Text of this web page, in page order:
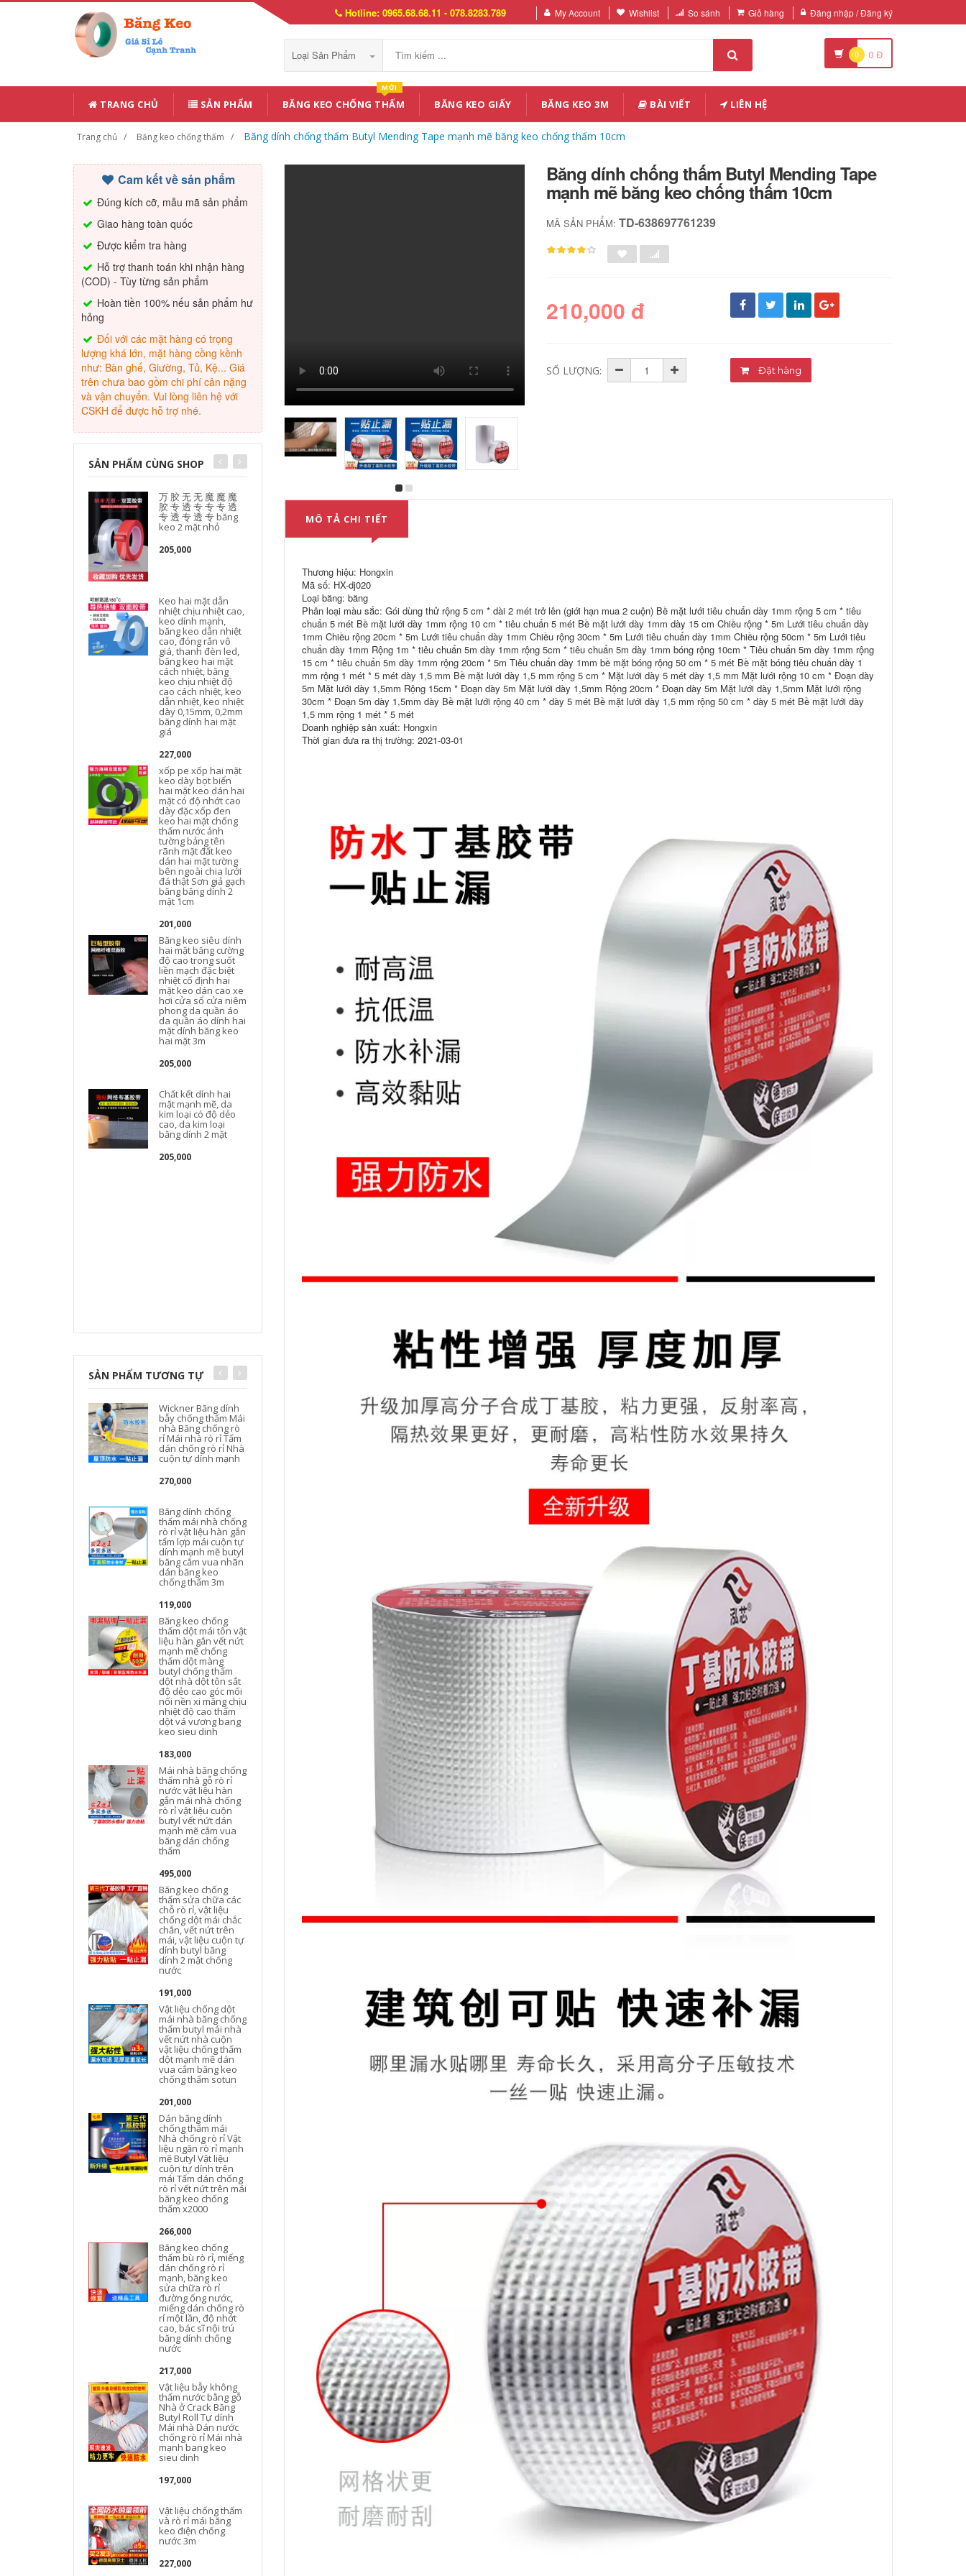
Hotline: 0965.68.68.11 - 078.8283.789 My Account Wishlist So sánh Giỏ hàng Đăng nhập / Đăng ký
Loại Sản Phẩm 0 0 Đ
TRANG CHỦ SẢN PHẨM BĂNG KEO CHỐNG THẤM
MỚI
BĂNG KEO GIẤY BĂNG KEO 3M BÀI VIẾT LIÊN HỆ
Trang chủ Băng keo chống thấm Băng dính chống thấm Butyl Mending Tape mạnh mẽ băng keo chống thấm 10cm
Cam kết về sản phẩm
Đúng kích cỡ, mẫu mã sản phẩm
Giao hàng toàn quốc
Được kiểm tra hàng
Hỗ trợ thanh toán khi nhận hàng
(COD) - Tùy từng sản phẩm
Hoàn tiền 100% nếu sản phẩm hư
hỏng
Đối với các mặt hàng có trọng
lượng khá lớn, mặt hàng cồng kềnh
như: Bàn ghế, Giường, Tủ, Kệ... Giá
trên chưa bao gồm chi phí cân nặng
và vận chuyển. Vui lòng liên hệ với
CSKH để được hỗ trợ nhé.
SẢN PHẨM CÙNG SHOP
万 胶 无 无 魔 魔 魔
胶 专 透 专 专 专 透
专 透 专 透 专 băng
keo 2 mặt nhỏ
205,000
Keo hai mặt dẫn
nhiệt chịu nhiệt cao,
keo dính mạnh,
băng keo dẫn nhiệt
cao, đóng rắn vô
giá, thanh đèn led,
băng keo hai mặt
cách nhiệt, băng
keo chịu nhiệt độ
cao cách nhiệt, keo
dẫn nhiệt, keo nhiệt
dày 0,15mm, 0,2mm
băng dính hai mặt
giá
227,000
xốp pe xốp hai mặt
keo dày bọt biển
hai mặt keo dán hai
mặt có độ nhớt cao
dày đặc xốp đen
keo hai mặt chống
thấm nước ảnh
tường bảng tên
rãnh mặt đất keo
dán hai mặt tường
bên ngoài chia lưới
đá thật Sơn giả gạch
băng băng dính 2
mặt 1cm
201,000
Băng keo siêu dính
hai mặt băng cường
độ cao trong suốt
liền mạch đặc biệt
nhiệt cố định hai
mặt keo dán cao xe
hơi cửa sổ cửa niêm
phong da quần áo
da quần áo dính hai
mặt dính băng keo
hai mặt 3m
205,000
Chất kết dính hai
mặt mạnh mẽ, da
kim loại có độ dẻo
cao, da kim loại
băng dính 2 mặt
205,000
Băng keo hai mặt
300 độ 250 độ Băng
keo hai mặt chịu
nhiệt Băng keo hai
mặt vàng polyimide
độ cao, độ nhớt cao,
truyền nhiệt vô giá,
in 3D, băng keo hai
mặt cách điện, dễ xé
băng dính 2 mặt
siêu chắc
215,000
Băng dính vải hai
mặt, keo dán thảm,
siêu bền, băng keo
hai mặt, băng keo
lưới mờ cường lực,
độ dẻo cao, chuyên
dùng để dán tường,
không vết, băng keo
dẻo cao siêu mỏng
keo dán hai mặt
xốp dán tường
quảng cáo ngoài
trời bảng tên nhựa
tường bên ngoài
đường phân chia
keo dán đá thật Sơn
Băng keo hai mặt bơ
dính đặc biệt Băng
bền Băng keo hai
mặt màu vàng Độ
dẻo cao trên cả hai
Tường dán ảnh dán
tường acrylic hai
Keo hai mặt dày PE,
nhất
201,000
Bọt xốp mạnh mẽ
bọt biển hai mặt có
độ nhớt cao keo hai
mặt dày dán bảng
tên nhôm biển
quảng cáo ngoài
nước Băng acrylic
một mặt Nhà bếp
bằng đá cẩm thạch
trong suốt Không
thấm nước Side
Nano Dàn băng
dính Đơn
Nanocolite Nhà bếp
Băng dính giấy kraft
không chứa nước,
độ bền cao, giấy
chắc, có thể xé bằng
tay, băng dính chắc,
băng có lông, giấy
kẻ đường, sơn đá
thật, bảo vệ tường
sơn băng keo
silicon 2 mặt
SẢN PHẨM TƯƠNG TỰ
Wickner Băng dính
bẫy chống thấm Mái
nhà Băng chống rò
rỉ Mái nhà rò rỉ Tấm
dán chống rò rỉ Nhà
cuộn tự dính mạnh
270,000
Băng dính chống
thấm mái nhà chống
rò rỉ vật liệu hàn gắn
tấm lợp mái cuộn tự
dính mạnh mẽ butyl
băng cắm vua nhãn
dán băng keo
chống thấm 3m
119,000
Băng keo chống
thấm dột mái tôn vật
liệu hàn gắn vết nứt
mạnh mẽ chống
thấm dột màng
butyl chống thấm
dột nhà dột tôn sắt
độ dẻo cao góc mối
nối nền xi măng chịu
nhiệt độ cao thấm
dột vá vương bang
keo sieu dinh
183,000
Mái nhà băng chống
thấm nhà gỗ rò rỉ
nước vật liệu hàn
gắn mái nhà chống
rò rỉ vật liệu cuộn
butyl vết nứt dán
mạnh mẽ cắm vua
băng dán chống
thấm
495,000
Băng keo chống
thấm sửa chữa các
chỗ rò rỉ, vật liệu
chống dột mái chắc
chắn, vết nứt trên
mái, vật liệu cuộn tự
dính butyl băng
dính 2 mặt chống
nước
191,000
Vật liệu chống dột
mái nhà băng chống
thấm butyl mái nhà
vết nứt nhà cuộn
vật liệu chống thấm
dột mạnh mẽ dán
vua cắm băng keo
chống thấm sotun
201,000
Dán băng dính
chống thấm mái
Nhà chống rò rỉ Vật
liệu ngăn rò rỉ mạnh
mẽ Butyl Vật liệu
cuộn tự dính trên
mái Tấm dán chống
rò rỉ vết nứt trên mái
băng keo chống
thấm x2000
266,000
Băng keo chống
thấm bù rò rỉ, miếng
dán chống rò rỉ
mạnh, băng keo
sửa chữa rò rỉ
đường ống nước,
miếng dán chống rò
rỉ một lần, độ nhớt
cao, bác sĩ nội trú
băng dính chống
nước
217,000
Vật liệu bẫy không
thấm nước bằng gỗ
Nhà ở Crack Băng
Butyl Roll Tự dính
Mái nhà Dán nước
chống rò rỉ Mái nhà
mạnh bang keo
sieu dinh
197,000
Vật liệu chống thấm
và rò rỉ mái băng
keo điện chống
nước 3m
227,000
Mái nhà Vật liệu bẫy
không thấm nước
Xây dựng Top Cleint
Stitch Pyrac Keo với
mái, lá nhôm, nhựa
đường xi măng,
chống thấm dột,
nhà chống mưa,
tấm sắt, các mối nối,
góc có độ dẻo cao,
và cao chịu nhiệt độ
băng keo chống
nước giá bao nhiêu
Three Cây Mái nhà
Chất liệu bẫy không
chống nước Rụng
mái chắc chắn Tube
Plug-off-butyl băng
thấm mái nhà băng
keo chống nước
công hàng đầu Cửa
dán không thấm
nước Tự dính keo
dính chống thấm
không thấm nước
Bungalow Băng
ROLL COLL VẬT LIỆU
BẮT ĐẦU VẬT LIỆU
nhà cách nhiệt cuộn
cao su butyl Hình
dán chống rò rỉ có
độ nhớt cao băng
keo dán chống
thấm
200,000
Butyl băng chống
thấm mái nhà chống
thấm dột vật liệu
bẫy chống thấm mái
nhà vết nứt mạnh
mẽ giấy tự dính rò rỉ
băng keo chống
thấm nước
Mái nhà Băng keo
Băng keo chống
thấm chống rò rỉ
Băng keo ngăn rò rỉ
chắc chắn trên mái
nước Băng keo lá
liệu chống thấm tự
dính King Băng keo
chống nhiệt độ cao
Băng keo xi măng lại
Băng keo butyl băng
Vật liệu chống thấm
và rò rỉ mái băng
keo chống thấm
màu đen
191,000
Băng keo không
thấm nước vật liệu
vá mái mái nhà vật
liệu cuộn tự dính
butyl mái nhà mái
nhà rò rỉ mạnh mẽ
miếng dán phích
cắm vua Trong tài
khoản
342,000
Phòng Băng rò rỉ
không thấm nước
Nhà phẳng Top Chất
liệu chống rò rỉ Màu
thép Gạch Paste
Giấy Butyl Cuộn
mạnh Tự dính keo
chống thấm x2000
rò rỉ dán tạo tác ống
267,000
Y tế gia đình cắm
ống nước nhà bếp
và phòng tắm băng
chữa rò rỉ băng keo
dán tôn
358,000
dán chống rò rỉ Keo
dán phích cắm vua
băng keo dán
Cast Iron Ống rò rỉ
nước nhanh cắm
băng nhiệt Điều hòa
không khí Rò rỉ
nhiên liệu Vòi rò rỉ
Rò rỉ Không ngừng
Dán rò rỉ nước băng
dính chống thấm
dột
298,000
Bác sĩ tại nhà dán
ống nước ppr băng
keo sửa chữa rò rỉ
đường ống nước
sửa chữa rò rỉ cần
câu vợt sửa chữa
liên kết bang keo
chong tham
358,000
Mái nhà Băng chống
thấm Mái nhà Vật
liệu chống rò rỉ Rò rỉ
Vết nứt Hình dán
Băng dính chống thấm Butyl Mending Tape
mạnh mẽ băng keo chống thấm 10cm
MÃ SẢN PHẨM:TD-638697761239
210,000 đ
SỐ LƯỢNG: Đặt hàng
MÔ TẢ CHI TIẾT
Thương hiệu: Hongxin
Mã số: HX-dj020
Loại băng: băng
Phân loại màu sắc: Gói dùng thử rộng 5 cm * dài 2 mét trở lên (giới hạn mua 2 cuộn) Bề mặt lưới tiêu chuẩn dày 1mm rộng 5 cm * tiêu
chuẩn 5 mét Bề mặt lưới dày 1mm rộng 10 cm * tiêu chuẩn 5 mét Bề mặt lưới dày 1mm dày 15 cm Chiều rộng * 5m Lưới tiêu chuẩn dày
1mm Chiều rộng 20cm * 5m Lưới tiêu chuẩn dày 1mm Chiều rộng 30cm * 5m Lưới tiêu chuẩn dày 1mm Chiều rộng 50cm * 5m Lưới tiêu
chuẩn dày 1mm Rộng 1m * tiêu chuẩn 5m dày 1mm rộng 5cm * tiêu chuẩn 5m dày 1mm bóng rộng 10cm * Tiêu chuẩn 5m dày 1mm rộng
15 cm * tiêu chuẩn 5m dày 1mm rộng 20cm * 5m Tiêu chuẩn dày 1mm bề mặt bóng rộng 50 cm * 5 mét Bề mặt bóng tiêu chuẩn dày 1
mm rộng 1 mét * 5 mét dày 1,5 mm Bề mặt lưới dày 1,5 mm rộng 5 cm * Mặt lưới dày 5 mét dày 1,5 mm Mặt lưới rộng 10 cm * Đoạn dày
5m Mặt lưới dày 1,5mm Rộng 15cm * Đoạn dày 5m Mặt lưới dày 1,5mm Rộng 20cm * Đoạn dày 5m Mặt lưới dày 1,5mm Mặt lưới rộng
30cm * Đoạn 5m dày 1,5mm dày Bề mặt lưới rộng 40 cm * dày 5 mét Bề mặt lưới dày 1,5 mm rộng 50 cm * dày 5 mét Bề mặt lưới dày
1,5 mm rộng 1 mét * 5 mét
Doanh nghiệp sản xuất: Hongxin
Thời gian đưa ra thị trường: 2021-03-01